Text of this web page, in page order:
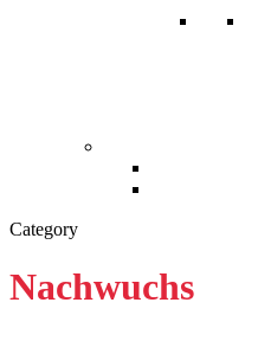
Category
Nachwuchs